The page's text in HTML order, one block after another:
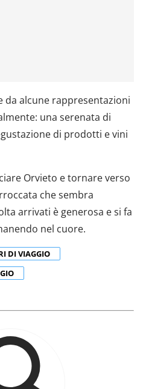
da alcune rappresentazioni
una serenata di
di prodotti e vini
Orvieto e tornare verso
che sembra
arrivati è generosa e si fa
nel cuore.
DI VIAGGIO